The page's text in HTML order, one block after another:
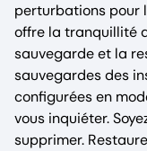
perturbations pour
offre la tranquillité
sauvegarde et la
sauvegardes des
configurées en
vous inquiéter.
supprimer.